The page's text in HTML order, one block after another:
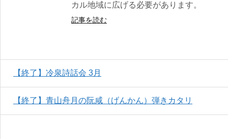
カル地域に広げる必要があります。
記事を読む
【終了】冷泉詩話会 3月
【終了】青山舟月の阮咸（げんかん）弾きカタリ